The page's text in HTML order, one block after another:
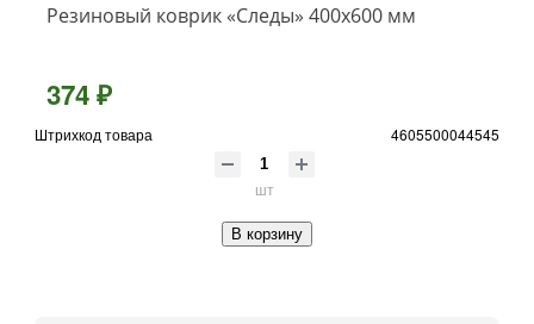
Резиновый коврик «Следы» 400x600 мм
374 ₽
Штрихкод товара 4605500044545
шт
В корзину